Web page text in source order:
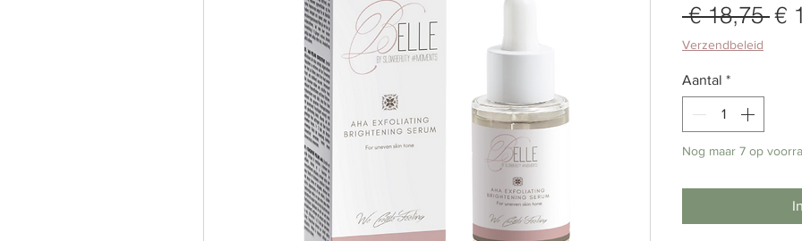
€ 18,75 €
Verzendbeleid
Aantal *
Nog maar 7 op